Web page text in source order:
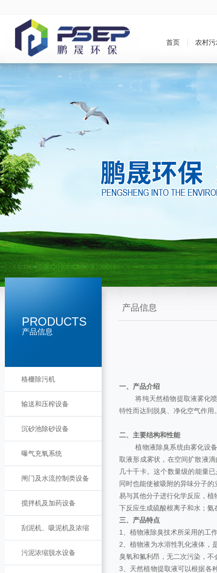
首页 农村
PRODUCTS
产品信息
格栅除污机
输送和压榨设备
沉砂池除砂设备
曝气充氧系统
闸门及水流控制类设备
搅拌机及加药设备
刮泥机、吸泥机及浓缩
污泥浓缩脱水设备
产品信息
一、产品介绍
将纯天然植物提取液雾化喷
特性而达到脱臭、净化空气作用
二、主要结构和性能
植物液除臭系统由雾化设备
取液形成雾状，在空间扩散液
几十千卡。这个数量级的能量
同时也能使被吸附的异味分子
易与其他分子进行化学反应，
下反应生成硫酸根离子和水；
三、产品特点
1、植物液除臭技术所采用的工
2、植物液为水溶性乳化液体，
臭氧和氟利昂，无二次污染，
3、天然植物提取液可以根据各